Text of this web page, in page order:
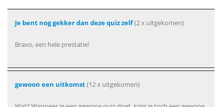
Je bent nog gekker dan deze quiz zelf(2 x uitgekomen)
Bravo, een hele prestatie!
gewoon een uitkomst(12 x uitgekomen)